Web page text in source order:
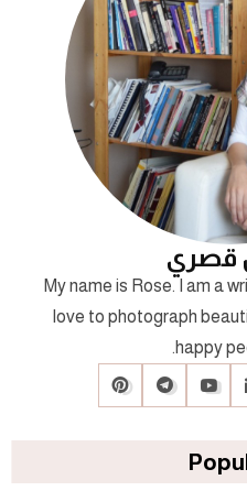
قصري
My name is Rose. I am a
love to photograph
happy